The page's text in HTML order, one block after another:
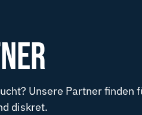
Unsere Partner finden
diskret.